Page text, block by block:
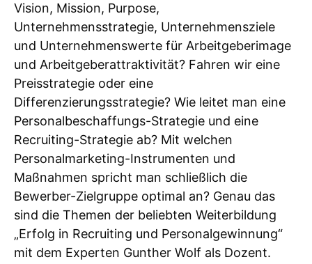
Vision, Mission, Purpose,
Unternehmensstrategie, Unternehmensziele
und Unternehmenswerte für Arbeitgeberimage
und Arbeitgeberattraktivität? Fahren wir eine
Preisstrategie oder eine
Differenzierungsstrategie? Wie leitet man eine
Personalbeschaffungs-Strategie und eine
Recruiting-Strategie ab? Mit welchen
Personalmarketing-Instrumenten und
Maßnahmen spricht man schließlich die
Bewerber-Zielgruppe optimal an? Genau das
sind die Themen der beliebten Weiterbildung
„Erfolg in Recruiting und Personalgewinnung“
mit dem Experten Gunther Wolf als Dozent.